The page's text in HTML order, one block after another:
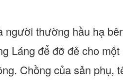
người thường hầu hạ
Láng để đỡ đẻ cho một
Chồng của sản phụ,